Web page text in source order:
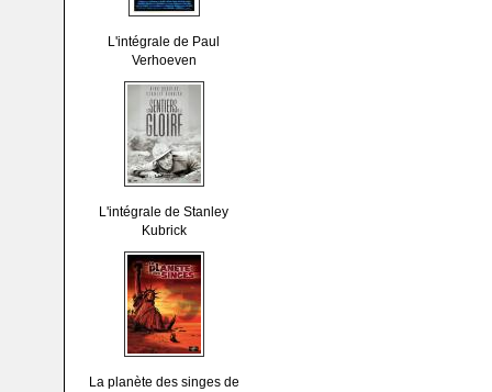
L'intégrale de Paul
Verhoeven
L'intégrale de Stanley
Kubrick
La planète des singes de